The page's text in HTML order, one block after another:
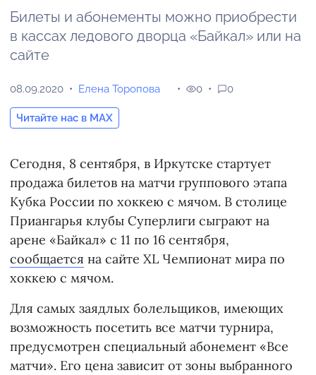
Билеты и абонементы можно приобрести
в кассах ледового дворца «Байкал» или на
сайте
08.09.2020 Елена Торопова
Читайте нас в MAX
0 0
Сегодня, 8 сентября, в Иркутске стартует
продажа билетов на матчи группового этапа
Кубка России по хоккею с мячом. В столице
Приангарья клубы Суперлиги сыграют на
арене «Байкал» с 11 по 16 сентября,
сообщается на сайте ХL Чемпионат мира по
хоккею с мячом.
Для самых заядлых болельщиков, имеющих
возможность посетить все матчи турнира,
предусмотрен специальный абонемент «Все
матчи». Его цена зависит от зоны выбранного